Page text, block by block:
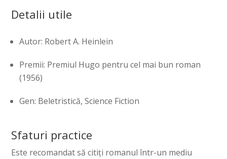
Detalii utile
Autor: Robert A. Heinlein
Premii: Premiul Hugo pentru cel mai bun roman
(1956)
Gen: Beletristică, Science Fiction
Sfaturi practice
Este recomandat să citiți romanul într-un mediu